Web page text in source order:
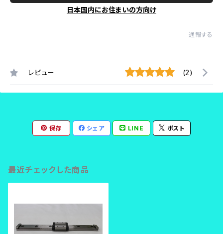
日本国内にお住まいの方向け
通報する
レビュー (2)
保存 シェア LINE ポスト
最近チェックした商品